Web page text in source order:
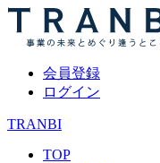
会員登録
ログイン
TRANBI
TOP